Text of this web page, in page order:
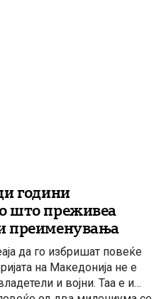
години
што преживеа
преименувања
да го избришат повеќе
на Македонија не е
и војни. Таа е и